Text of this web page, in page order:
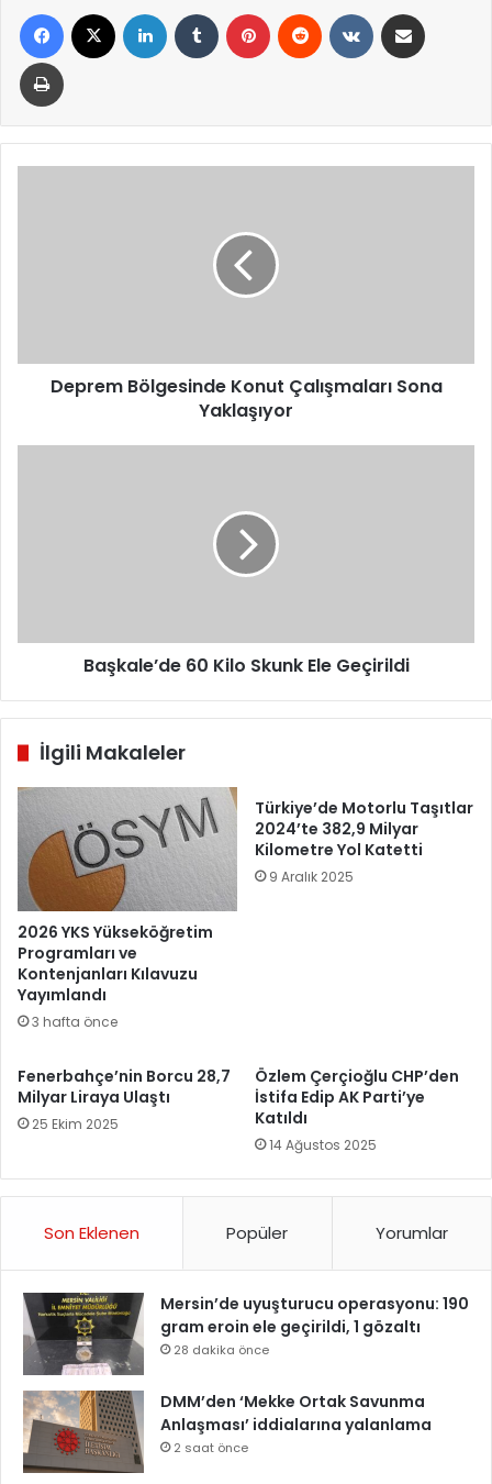
Facebook LinkedIn Tumblr Pinterest Reddit VKontakte
Yazdır
Deprem Bölgesinde Konut Çalışmaları Sona
Yaklaşıyor
Başkale’de 60 Kilo Skunk Ele Geçirildi
İlgili Makaleler
2026 YKS Yükseköğretim
Programları ve
Kontenjanları Kılavuzu
Yayımlandı
3 hafta önce
Türkiye’de Motorlu Taşıtlar
2024’te 382,9 Milyar
Kilometre Yol Katetti
9 Aralık 2025
Fenerbahçe’nin Borcu 28,7
Milyar Liraya Ulaştı
25 Ekim 2025
Özlem Çerçioğlu CHP’den
İstifa Edip AK Parti’ye
Katıldı
14 Ağustos 2025
Son Eklenen Popüler Yorumlar
Mersin’de uyuşturucu operasyonu: 190
gram eroin ele geçirildi, 1 gözaltı
28 dakika önce
DMM’den ‘Mekke Ortak Savunma
Anlaşması’ iddialarına yalanlama
2 saat önce